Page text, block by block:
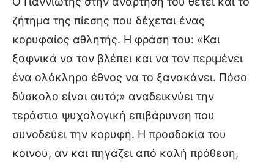
ζήτημα της πίεσης που δέχεται ένας
κορυφαίος αθλητής. Η φράση του: «Και
ξαφνικά να τον βλέπει και να τον περιμένει
ένα ολόκληρο έθνος να το ξανακάνει. Πόσο
δύσκολο είναι αυτό;» αναδεικνύει την
τεράστια ψυχολογική επιβάρυνση που
συνοδεύει την κορυφή. Η προσδοκία του
κοινού, αν και πηγάζει από καλή πρόθεση,